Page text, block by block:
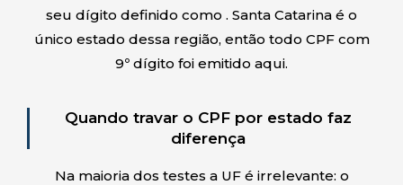
seu dígito definido como . Santa Catarina é o
único estado dessa região, então todo CPF com
9º dígito foi emitido aqui.
Quando travar o CPF por estado faz
diferença
Na maioria dos testes a UF é irrelevante: o